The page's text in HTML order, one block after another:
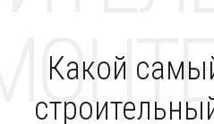
Какой